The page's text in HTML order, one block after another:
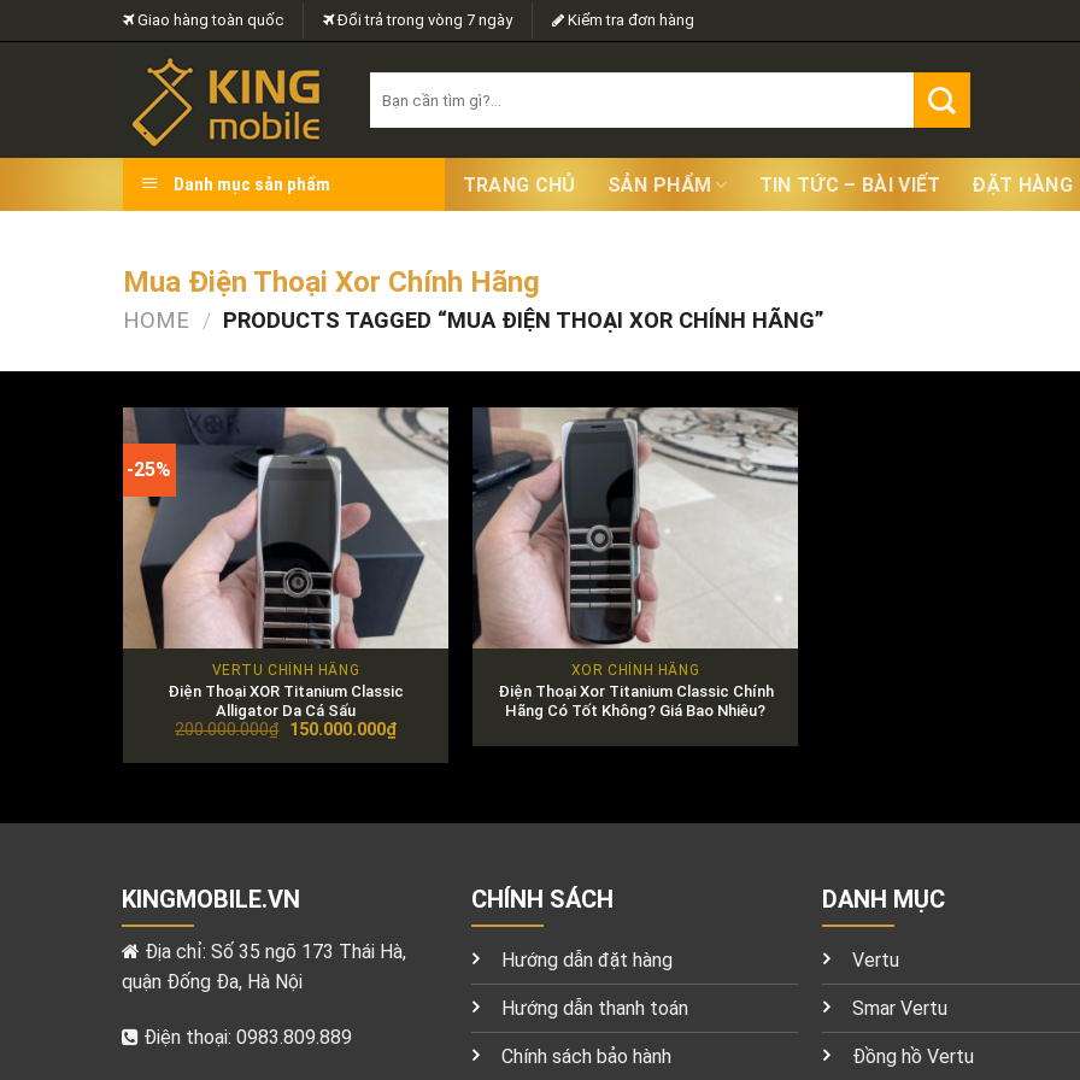
to
Giao hàng toàn quốc Đổi trả trong vòng 7 ngày Kiểm tra đơn hàng
for:
Danh mục sản phẩm TRANG CHỦ SẢN PHẨM TIN TỨC – BÀI VIẾT ĐẶT HÀNG
Mua Điện Thoại Xor Chính Hãng
HOME / PRODUCTS TAGGED “MUA ĐIỆN THOẠI XOR CHÍNH HÃNG”
-25%
VERTU CHÍNH HÃNG
Điện Thoại XOR Titanium Classic
Alligator Da Cá Sấu
200.000.000₫ Original
was:
150.000.000₫Current
price
is:
XOR CHÍNH HÃNG
Điện Thoại Xor Titanium Classic Chính
Hãng Có Tốt Không? Giá Bao Nhiêu?
KINGMOBILE.VN
Địa chỉ: Số 35 ngõ 173 Thái Hà,
quận Đống Đa, Hà Nội
Điện thoại: 0983.809.889
CHÍNH SÁCH
Hướng dẫn đặt hàng
Hướng dẫn thanh toán
Chính sách bảo hành
DANH MỤC
Vertu
Smar Vertu
Đồng hồ Vertu